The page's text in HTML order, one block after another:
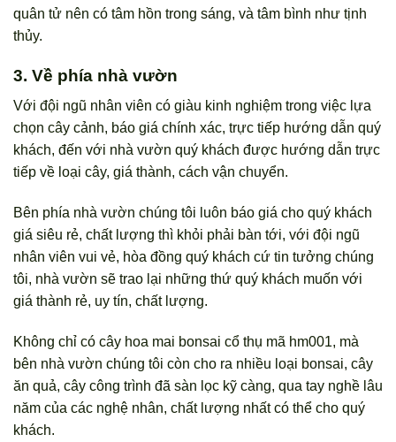
quân tử nên có tâm hồn trong sáng, và tâm bình như tịnh
thủy.
3. Về phía nhà vườn
Với đội ngũ nhân viên có giàu kinh nghiệm trong việc lựa
chọn cây cảnh, báo giá chính xác, trực tiếp hướng dẫn quý
khách, đến với nhà vườn quý khách được hướng dẫn trực
tiếp về loại cây, giá thành, cách vận chuyển.
Bên phía nhà vườn chúng tôi luôn báo giá cho quý khách
giá siêu rẻ, chất lượng thì khỏi phải bàn tới, với đội ngũ
nhân viên vui vẻ, hòa đồng quý khách cứ tin tưởng chúng
tôi, nhà vườn sẽ trao lại những thứ quý khách muốn với
giá thành rẻ, uy tín, chất lượng.
Không chỉ có cây hoa mai bonsai cổ thụ mã hm001, mà
bên nhà vườn chúng tôi còn cho ra nhiều loại bonsai, cây
ăn quả, cây công trình đã sàn lọc kỹ càng, qua tay nghề lâu
năm của các nghệ nhân, chất lượng nhất có thể cho quý
khách.